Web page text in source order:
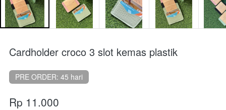
Cardholder croco 3 slot kemas plastik
PRE ORDER: 45 hari
Rp 11.000